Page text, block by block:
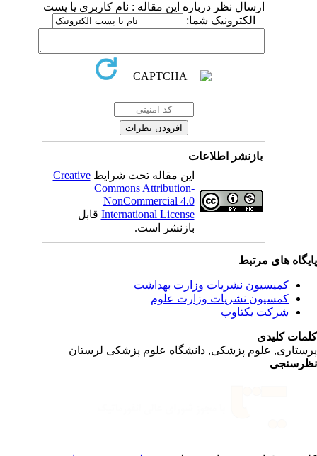
ارسال نظر درباره این مقاله : نام کاربری یا پست
الکترونیک شما:
بازنشر اطلاعات
این مقاله تحت شرایطCreative
Commons Attribution-
NonCommercial 4.0
International Licenseقابل
بازنشر است.
های مرتبط
کمیسیون نشریات وزارت بهداشت
کمسیون نشریات وزارت علوم
شرکت یکتاوب
کلیدی
علوم پزشکی, دانشگاه علوم پزشکی لرستان